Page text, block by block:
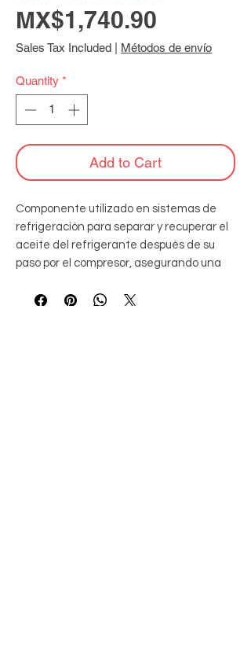
MX$1,740.90
Sales Tax Included Métodos de envío
Quantity *
Add to Cart
Componente utilizado en sistemas de
refrigeración para separar y recuperar el
aceite del refrigerante después de su
paso por el compresor, asegurando una
rendimiento del sistema.